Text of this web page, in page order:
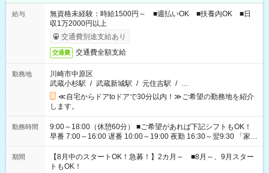
給与
無資格未経験：時給1500円～ ■週払いOK ■扶養内OK ■日
収1万2000円以上
交通費別途支給あり
交通費 交通費全額支給
勤務地
川崎市中原区
武蔵小杉駅 / 武蔵新城駅 / 元住吉駅 / …
≪自宅からドアtoドアで30分以内！≫ご希望の勤務地を紹介
します。
勤務時間
9:00～18:00（休憩60分） ■ご希望があれば下記シフトもOK！
早番 7:00～16:00 遅番 10:00～19:00 夜勤 16:30～翌9:30 「家族
と休みを合わせたい」 「余裕を持って夕飯の準備がしたい」
「できれば残業はしたくない」 など、ご希望を教えてください
ね。 ※Wワーク希望の方へ 今ご覧のお仕事で希望する勤務時間
期間
【8月中のスタートOK！急募！】2カ月～ ■8月～、9月スター
トもOK！